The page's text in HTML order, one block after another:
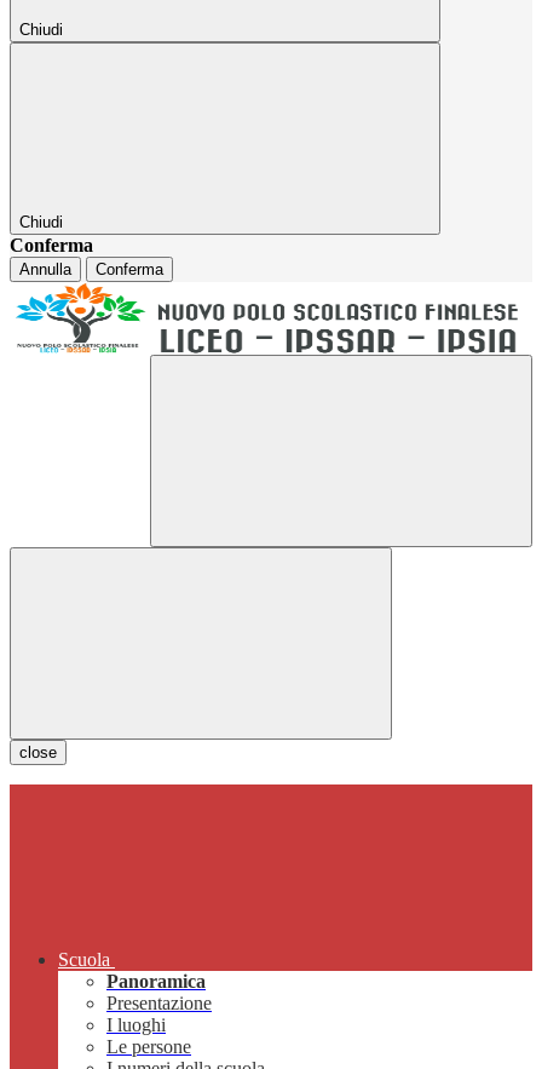
Chiudi
Chiudi
Conferma
Annulla Conferma
close
Scuola
Panoramica
Presentazione
I luoghi
Le persone